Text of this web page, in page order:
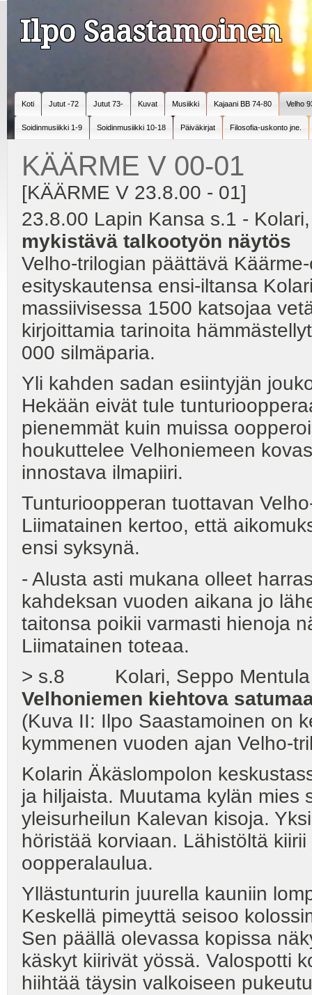
Ilpo Saastamoinen
Koti Jutut -72 Jutut 73- Kuvat Musiikki Kajaani BB 74-80 Velho
Soidinmusiikki 1-9 Soidinmusiikki 10-18 Päiväkirjat Filosofia-uskonto jne.
KÄÄRME V 00-01
[KÄÄRME V 23.8.00 - 01]
23.8.00 Lapin Kansa s.1 -
mykistävä talkootyön näytös
Velho-trilogian päättävä
esityskautensa ensi-iltansa
massiivisessa 1500 katsojaa
kirjoittamia tarinoita
000 silmäparia.
Yli kahden sadan esiintyjän
Hekään eivät tule
pienemmät kuin muissa
houkuttelee Velhoniemeen
innostava ilmapiiri.
Tunturioopperan tuottavan
Liimatainen kertoo, että
ensi syksynä.
- Alusta asti mukana olleet
kahdeksan vuoden aikana jo
taitonsa poikii varmasti hienoja
Liimatainen toteaa.
> s.8 Kolari, Seppo Mentula
Velhoniemen kiehtova
(Kuva II: Ilpo Saastamoinen on
kymmenen vuoden ajan Velho-
Kolarin Äkäslompolon
ja hiljaista. Muutama kylän mies
yleisurheilun Kalevan kisoja.
höristää korviaan. Lähistöltä
oopperalaulua.
Yllästunturin juurella kauniin
Keskellä pimeyttä seisoo
Sen päällä olevassa kopissa
käskyt kiirivät yössä. Valospotti
hiihtää täysin valkoiseen